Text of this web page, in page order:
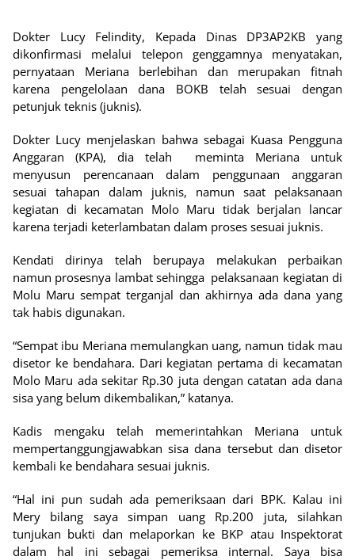
Dokter Lucy Felindity, Kepada Dinas DP3AP2KB yang
dikonfirmasi melalui telepon genggamnya menyatakan,
pernyataan Meriana berlebihan dan merupakan fitnah
karena pengelolaan dana BOKB telah sesuai dengan
petunjuk teknis (juknis).
Dokter Lucy menjelaskan bahwa sebagai Kuasa Pengguna
Anggaran (KPA), dia telah meminta Meriana untuk
menyusun perencanaan dalam penggunaan anggaran
sesuai tahapan dalam juknis, namun saat pelaksanaan
kegiatan di kecamatan Molo Maru tidak berjalan lancar
karena terjadi keterlambatan dalam proses sesuai juknis.
Kendati dirinya telah berupaya melakukan perbaikan
namun prosesnya lambat sehingga pelaksanaan kegiatan di
Molu Maru sempat terganjal dan akhirnya ada dana yang
tak habis digunakan.
“Sempat ibu Meriana memulangkan uang, namun tidak mau
disetor ke bendahara. Dari kegiatan pertama di kecamatan
Molo Maru ada sekitar Rp.30 juta dengan catatan ada dana
sisa yang belum dikembalikan,” katanya.
Kadis mengaku telah memerintahkan Meriana untuk
mempertanggungjawabkan sisa dana tersebut dan disetor
kembali ke bendahara sesuai juknis.
“Hal ini pun sudah ada pemeriksaan dari BPK. Kalau ini
Mery bilang saya simpan uang Rp.200 juta, silahkan
tunjukan bukti dan melaporkan ke BKP atau Inspektorat
dalam hal ini sebagai pemeriksa internal. Saya bisa